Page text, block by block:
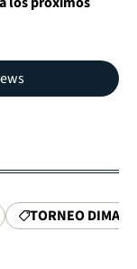
TORNEO